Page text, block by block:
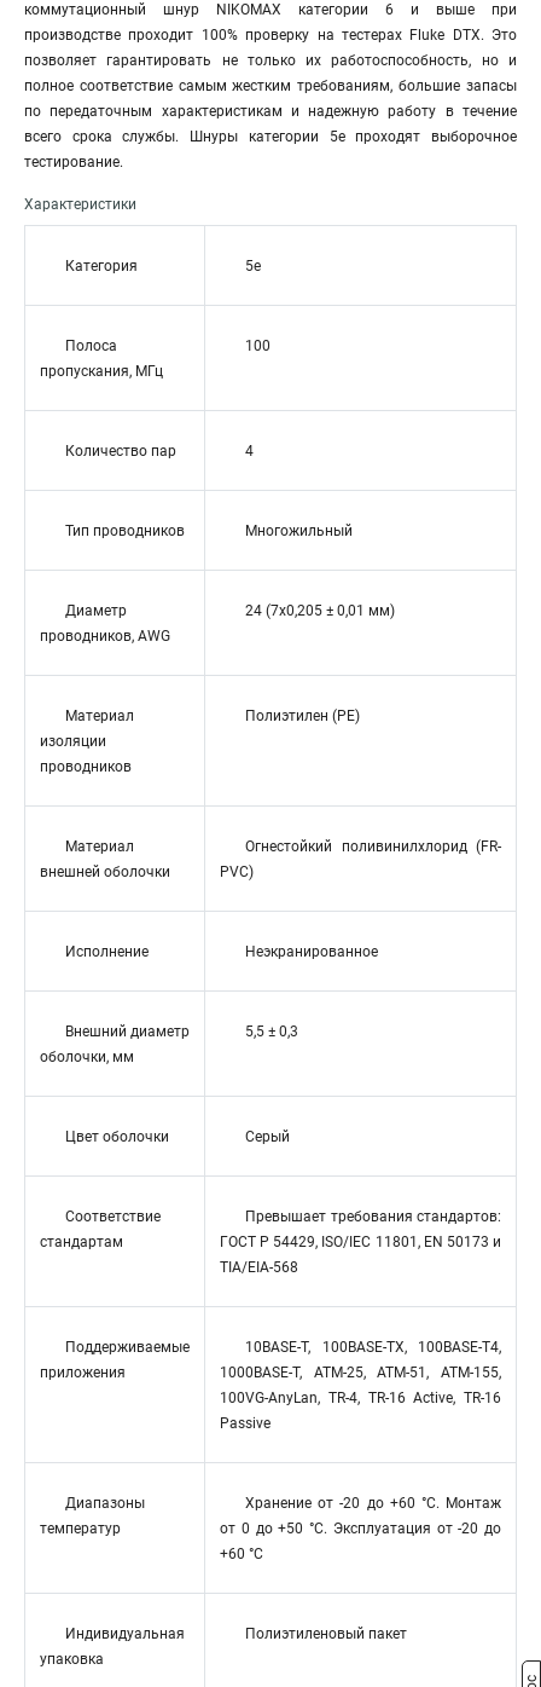
коммутационный шнур NIKOMAX категории 6 и выше при
производстве проходит 100% проверку на тестерах Fluke DTX. Это
позволяет гарантировать не только их работоспособность, но и
полное соответствие самым жестким требованиям, большие запасы
по передаточным характеристикам и надежную работу в течение
всего срока службы. Шнуры категории 5е проходят выборочное
тестирование.
Характеристики
Категория 5e
Полоса
пропускания, МГц
100
Количество пар 4
Тип проводников Многожильный
Диаметр
проводников, AWG
24 (7x0,205 ± 0,01 мм)
Материал
изоляции
проводников
Полиэтилен (PE)
Материал
внешней оболочки
Огнестойкий поливинилхлорид (FR-
PVC)
Исполнение Неэкранированное
Внешний диаметр
оболочки, мм
5,5 ± 0,3
Цвет оболочки Серый
Соответствие
стандартам
Превышает требования стандартов:
ГОСТ Р 54429, ISO/IEC 11801, EN 50173 и
TIA/EIA-568
Поддерживаемые
приложения
10BASE-T, 100BASE-TX, 100BASE-T4,
1000BASE-T, ATM-25, ATM-51, ATM-155,
100VG-AnyLan, TR-4, TR-16 Active, TR-16
Passive
Диапазоны
температур
Хранение от -20 до +60 °C. Монтаж
от 0 до +50 °C. Эксплуатация от -20 до
+60 °C
Индивидуальная
упаковка
Полиэтиленовый пакет